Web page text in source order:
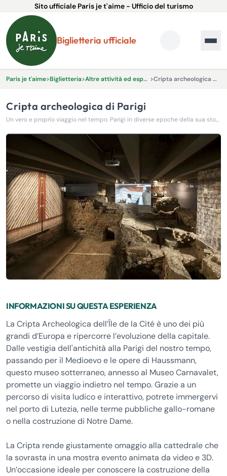
Sito ufficiale Paris je t'aime - Ufficio del turismo
Biglietteria ufficiale
Paris je t'aime>Biglietteria> Altre attività ed esperienze > Cripta archeologica di Parigi
Cripta archeologica di Parigi
Un vero e proprio viaggio nel tempo. Parigi in diverse epoche della sua storia viene presentata nella Cripta Archeologica di Parigi.
INFORMAZIONI SU QUESTA ESPERIENZA
La Cripta Archeologica dell’Île de la Cité è uno dei più
grandi d’Europa e ripercorre l’evoluzione della capitale.
Dalle vestigia dell'antichità alla Parigi del nostro tempo,
passando per il Medioevo e le opere di Haussmann,
questo museo sotterraneo, annesso al Museo Carnavalet,
promette un viaggio indietro nel tempo. Grazie a un
percorso di visita ludico e interattivo, potrete immergervi
nel porto di Lutezia, nelle terme pubbliche gallo-romane
o nella costruzione di Notre Dame.
La Cripta rende giustamente omaggio alla cattedrale che
la sovrasta in una mostra evento animata da video e 3D.
Un’occasione ideale per conoscere la costruzione della